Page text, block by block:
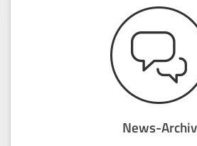
News-Archiv